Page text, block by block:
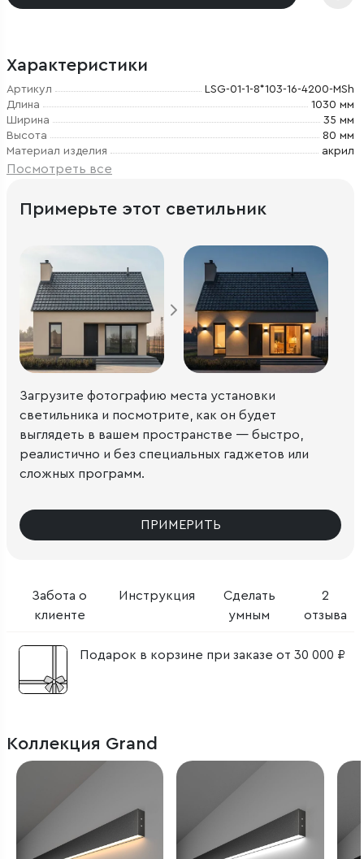
Характеристики
Артикул
LSG-01-1-8*103-16-4200-MSh
Длина
1030 мм
Ширина
35 мм
Высота
80 мм
Материал изделия
акрил
Посмотреть все
Забота о
клиенте
Инструкция
Сделать
умным
2
отзыва
Подарок в корзине при заказе от 30 000 ₽
Примерьте этот светильник
Загрузите фотографию места установки
светильника и посмотрите, как он будет
выглядеть в вашем пространстве — быстро,
реалистично и без специальных гаджетов или
сложных программ.
ПРИМЕРИТЬ
Коллекция Grand